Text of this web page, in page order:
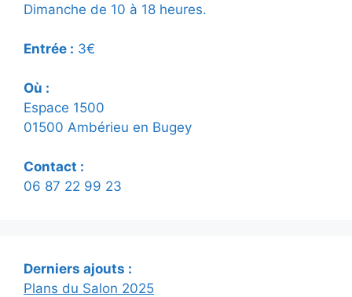
Dimanche de 10 à 18 heures.
Entrée : 3€
Où :
Espace 1500
01500 Ambérieu en Bugey
Contact :
06 87 22 99 23
Derniers ajouts :
Plans du Salon 2025